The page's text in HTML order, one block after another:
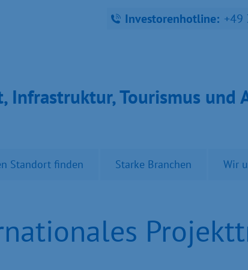
Investorenhotline: +49
Tou­ris­mus und
Standort finden Starke Branchen Wir